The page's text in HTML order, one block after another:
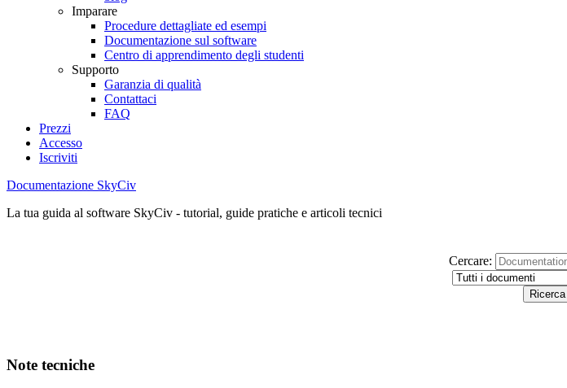
Imparare
Procedure dettagliate ed esempi
Documentazione sul software
Centro di apprendimento degli studenti
Supporto
Garanzia di qualità
Contattaci
FAQ
Prezzi
Accesso
Iscriviti
Documentazione SkyCiv
La tua guida al software SkyCiv - tutorial, guide pratiche e articoli tecnici
Cercare:
Note tecniche